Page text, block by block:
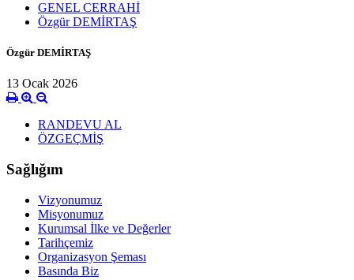
GENEL CERRAHİ
Özgür DEMİRTAŞ
Özgür DEMİRTAŞ
13 Ocak 2026
RANDEVU AL
ÖZGEÇMİŞ
Sağlığım
Vizyonumuz
Misyonumuz
Kurumsal İlke ve Değerler
Tarihçemiz
Organizasyon Şeması
Basında Biz